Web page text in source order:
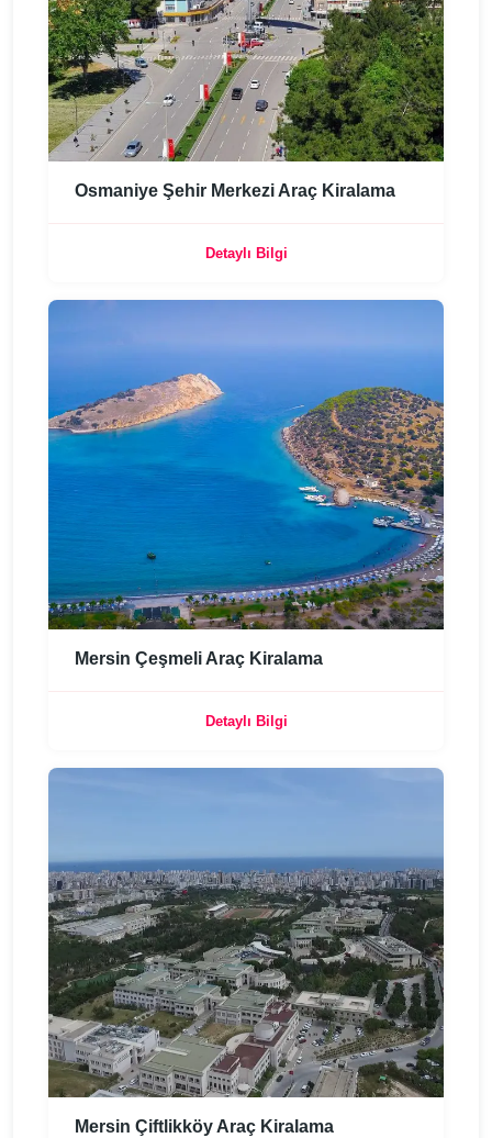
Osmaniye Şehir Merkezi Araç Kiralama
Detaylı Bilgi
Mersin Çeşmeli Araç Kiralama
Detaylı Bilgi
Mersin Çiftlikköy Araç Kiralama